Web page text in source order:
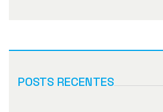
POSTS RECENTES